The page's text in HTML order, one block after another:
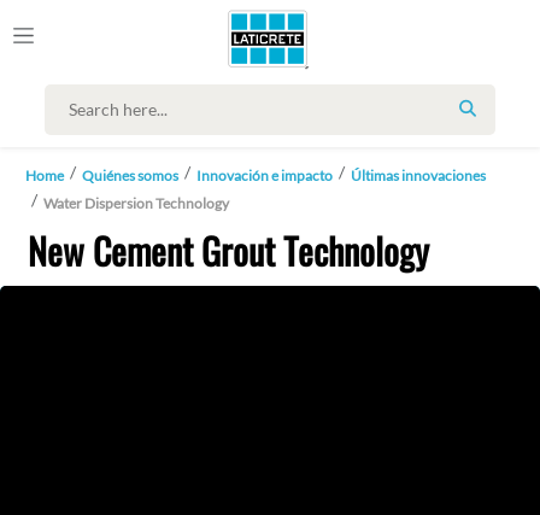
SEARCH
Home Quiénes somos Innovación e impacto
Últimas innovaciones
Water Dispersion Technology
New Cement Grout Technology